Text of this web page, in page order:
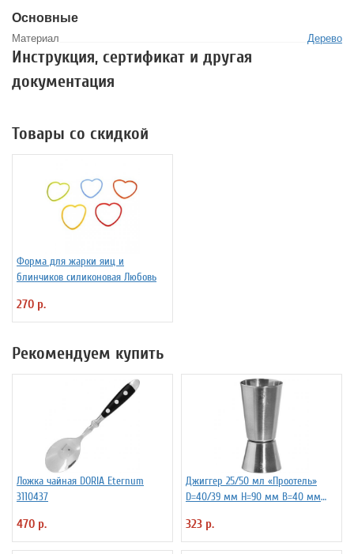
Основные
Материал Дерево
Инструкция, сертификат и другая
документация
Товары со скидкой
Форма для жарки яиц и
блинчиков силиконовая Любовь
270 р.
Рекомендуем купить
Ложка чайная DORIA Eternum
3110437
470 р.
Джиггер 25/50 мл «Проотель»
D=40/39 мм H=90 мм B=40 мм
323 р.